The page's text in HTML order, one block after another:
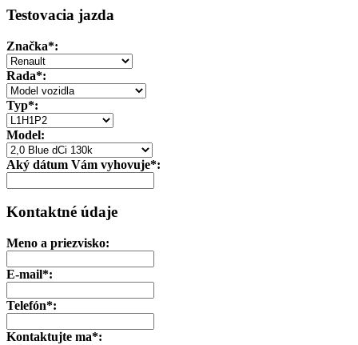
Testovacia jazda
Značka*:
Rada*:
Typ*:
Model:
Aký dátum Vám vyhovuje*:
Kontaktné údaje
Meno a priezvisko:
E-mail*:
Telefón*:
Kontaktujte ma*: